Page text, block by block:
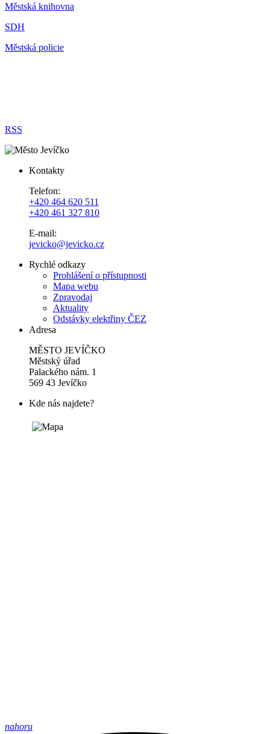
Městská knihovna
SDH
Městská policie
RSS
Kontakty
Telefon:
+420 464 620 511
+420 461 327 810
E-mail:
jevicko@jevicko.cz
Rychlé odkazy
Prohlášení o přístupnosti
Mapa webu
Zpravodaj
Aktuality
Odstávky elektřiny ČEZ
Adresa
MĚSTO JEVÍČKO
Městský úřad
Palackého nám. 1
569 43 Jevíčko
Kde nás najdete?
nahoru